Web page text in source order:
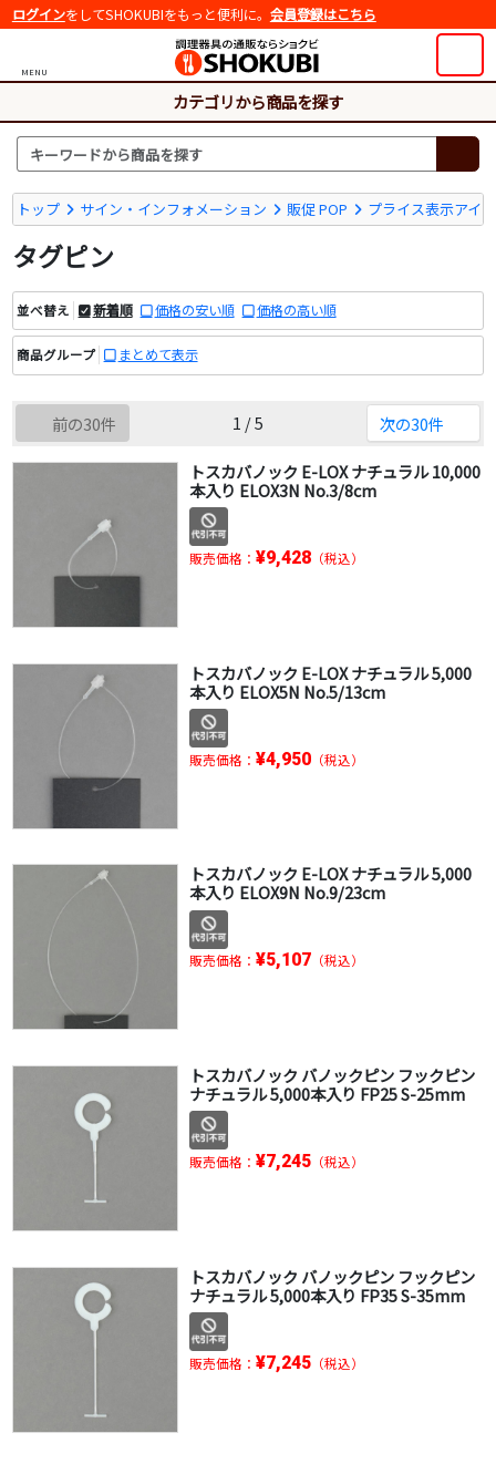
ログインをしてSHOKUBIをもっと便利に。 会員登録はこちら
MENU
カテゴリから商品を探す
トップ サイン・インフォメーション 販促 POP プライス表示アイ
タグピン
並べ替え 新着順 価格の安い順 価格の高い順
商品グループ まとめて表示
前の30件 1 / 5 次の30件
トスカバノック E-LOX ナチュラル 10,000
本入り ELOX3N No.3/8cm
販売価格： ¥9,428（税込）
トスカバノック E-LOX ナチュラル 5,000
本入り ELOX5N No.5/13cm
販売価格： ¥4,950（税込）
トスカバノック E-LOX ナチュラル 5,000
本入り ELOX9N No.9/23cm
販売価格： ¥5,107（税込）
トスカバノック バノックピン フックピン
ナチュラル 5,000本入り FP25 S-25mm
販売価格： ¥7,245（税込）
トスカバノック バノックピン フックピン
ナチュラル 5,000本入り FP35 S-35mm
販売価格： ¥7,245（税込）